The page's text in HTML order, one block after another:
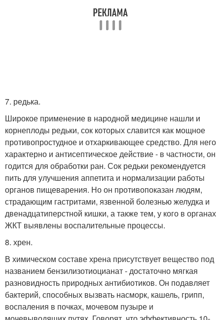
7. редька.
Широкое применение в народной медицине нашли и
корнеплоды редьки, сок которых славится как мощное
противопростудное и отхаркивающее средство. Для него
характерно и антисептическое действие - в частности, он
годится для обработки ран. Сок редьки рекомендуется
пить для улучшения аппетита и нормализации работы
органов пищеварения. Но он противопоказан людям,
страдающим гастритами, язвенной болезнью желудка и
двенадцатиперстной кишки, а также тем, у кого в органах
ЖКТ выявлены воспалительные процессы.
8. хрен.
В химическом составе хрена присутствует вещество под
названием бензилизотиоцианат - достаточно мягкая
разновидность природных антибиотиков. Он подавляет
бактерий, способных вызвать насморк, кашель, грипп,
воспаления в почках, мочевом пузыре и